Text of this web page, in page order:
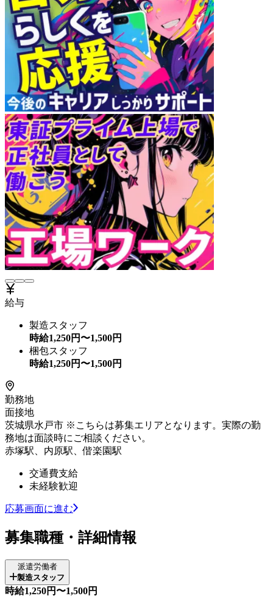
給与
製造スタッフ
時給1,250円〜1,500円
梱包スタッフ
時給1,250円〜1,500円
勤務地
面接地
茨城県水戸市 ※こちらは募集エリアとなります。実際の勤
務地は面談時にご相談ください。
赤塚駅、内原駅、偕楽園駅
交通費支給
未経験歓迎
応募画面に進む
募集職種・詳細情報
派遣労働者
製造スタッフ
時給1,250円〜1,500円